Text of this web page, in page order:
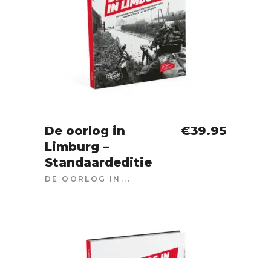
IN WINKELWAGEN
De oorlog in
Limburg –
Standaardeditie
€39.95
DE OORLOG IN...